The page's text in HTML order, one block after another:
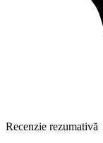
Recenzie rezumativă